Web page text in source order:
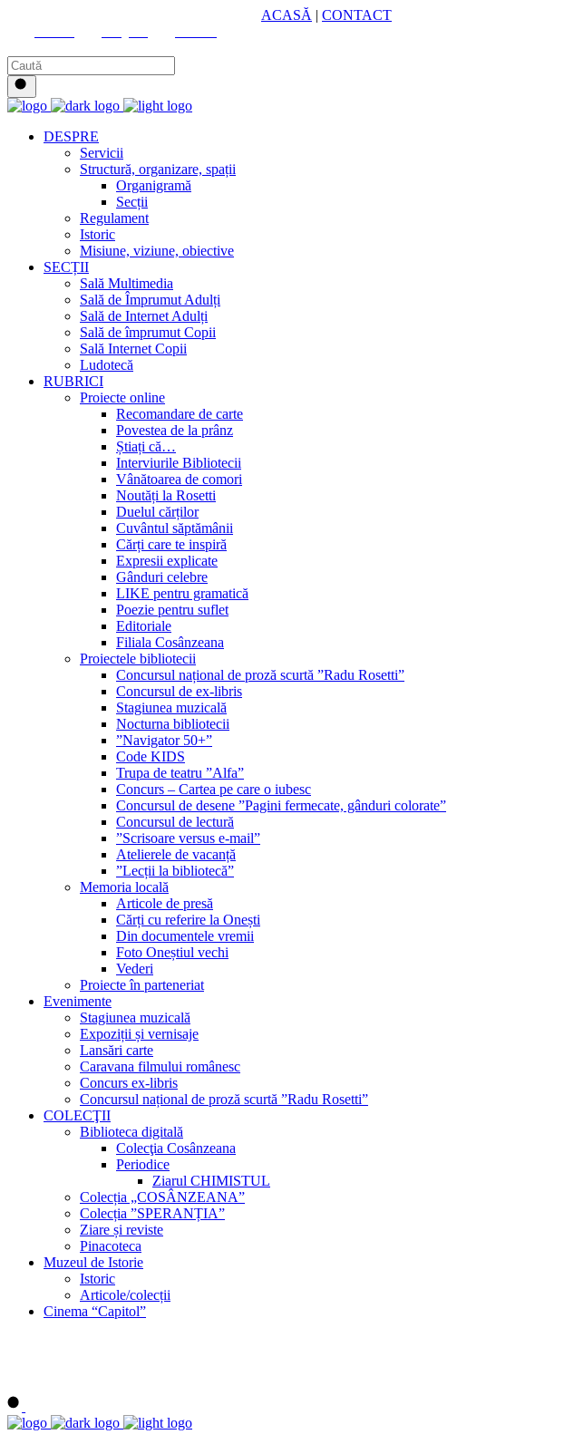
ACASĂ | CONTACT
DESPRE
Servicii
Structură, organizare, spații
Organigramă
Secții
Regulament
Istoric
Misiune, viziune, obiective
SECȚII
Sală Multimedia
Sală de Împrumut Adulți
Sală de Internet Adulți
Sală de împrumut Copii
Sală Internet Copii
Ludotecă
RUBRICI
Proiecte online
Recomandare de carte
Povestea de la prânz
Știați că…
Interviurile Bibliotecii
Vânătoarea de comori
Noutăți la Rosetti
Duelul cărților
Cuvântul săptămânii
Cărți care te inspiră
Expresii explicate
Gânduri celebre
LIKE pentru gramatică
Poezie pentru suflet
Editoriale
Filiala Cosânzeana
Proiectele bibliotecii
Concursul național de proză scurtă ”Radu Rosetti”
Concursul de ex-libris
Stagiunea muzicală
Nocturna bibliotecii
”Navigator 50+”
Code KIDS
Trupa de teatru ”Alfa”
Concurs – Cartea pe care o iubesc
Concursul de desene ”Pagini fermecate, gânduri colorate”
Concursul de lectură
”Scrisoare versus e-mail”
Atelierele de vacanță
”Lecții la bibliotecă”
Memoria locală
Articole de presă
Cărți cu referire la Onești
Din documentele vremii
Foto Oneștiul vechi
Vederi
Proiecte în parteneriat
Evenimente
Stagiunea muzicală
Expoziții și vernisaje
Lansări carte
Caravana filmului românesc
Concurs ex-libris
Concursul național de proză scurtă ”Radu Rosetti”
COLECŢII
Biblioteca digitală
Colecţia Cosânzeana
Periodice
Ziarul CHIMISTUL
Colecția „COSÂNZEANA”
Colecția ”SPERANȚIA”
Ziare și reviste
Pinacoteca
Muzeul de Istorie
Istoric
Articole/colecții
Cinema “Capitol”